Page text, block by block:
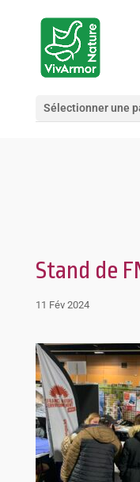
Sélectionner une
Stand de
11 Fév 2024